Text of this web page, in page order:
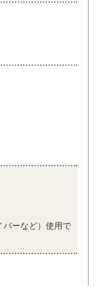
ーなど）使用で